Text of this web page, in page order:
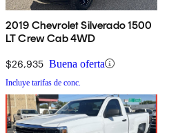
2019 Chevrolet Silverado 1500
LT Crew Cab 4WD
$26,935 Buena oferta
Incluye tarifas de conc.